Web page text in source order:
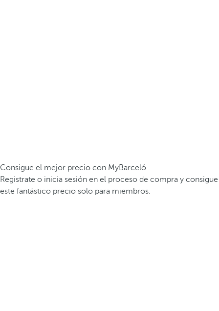
Consigue el mejor precio con MyBarceló
Registrate o inicia sesión en el proceso de compra y consigue
este fantástico precio solo para miembros.